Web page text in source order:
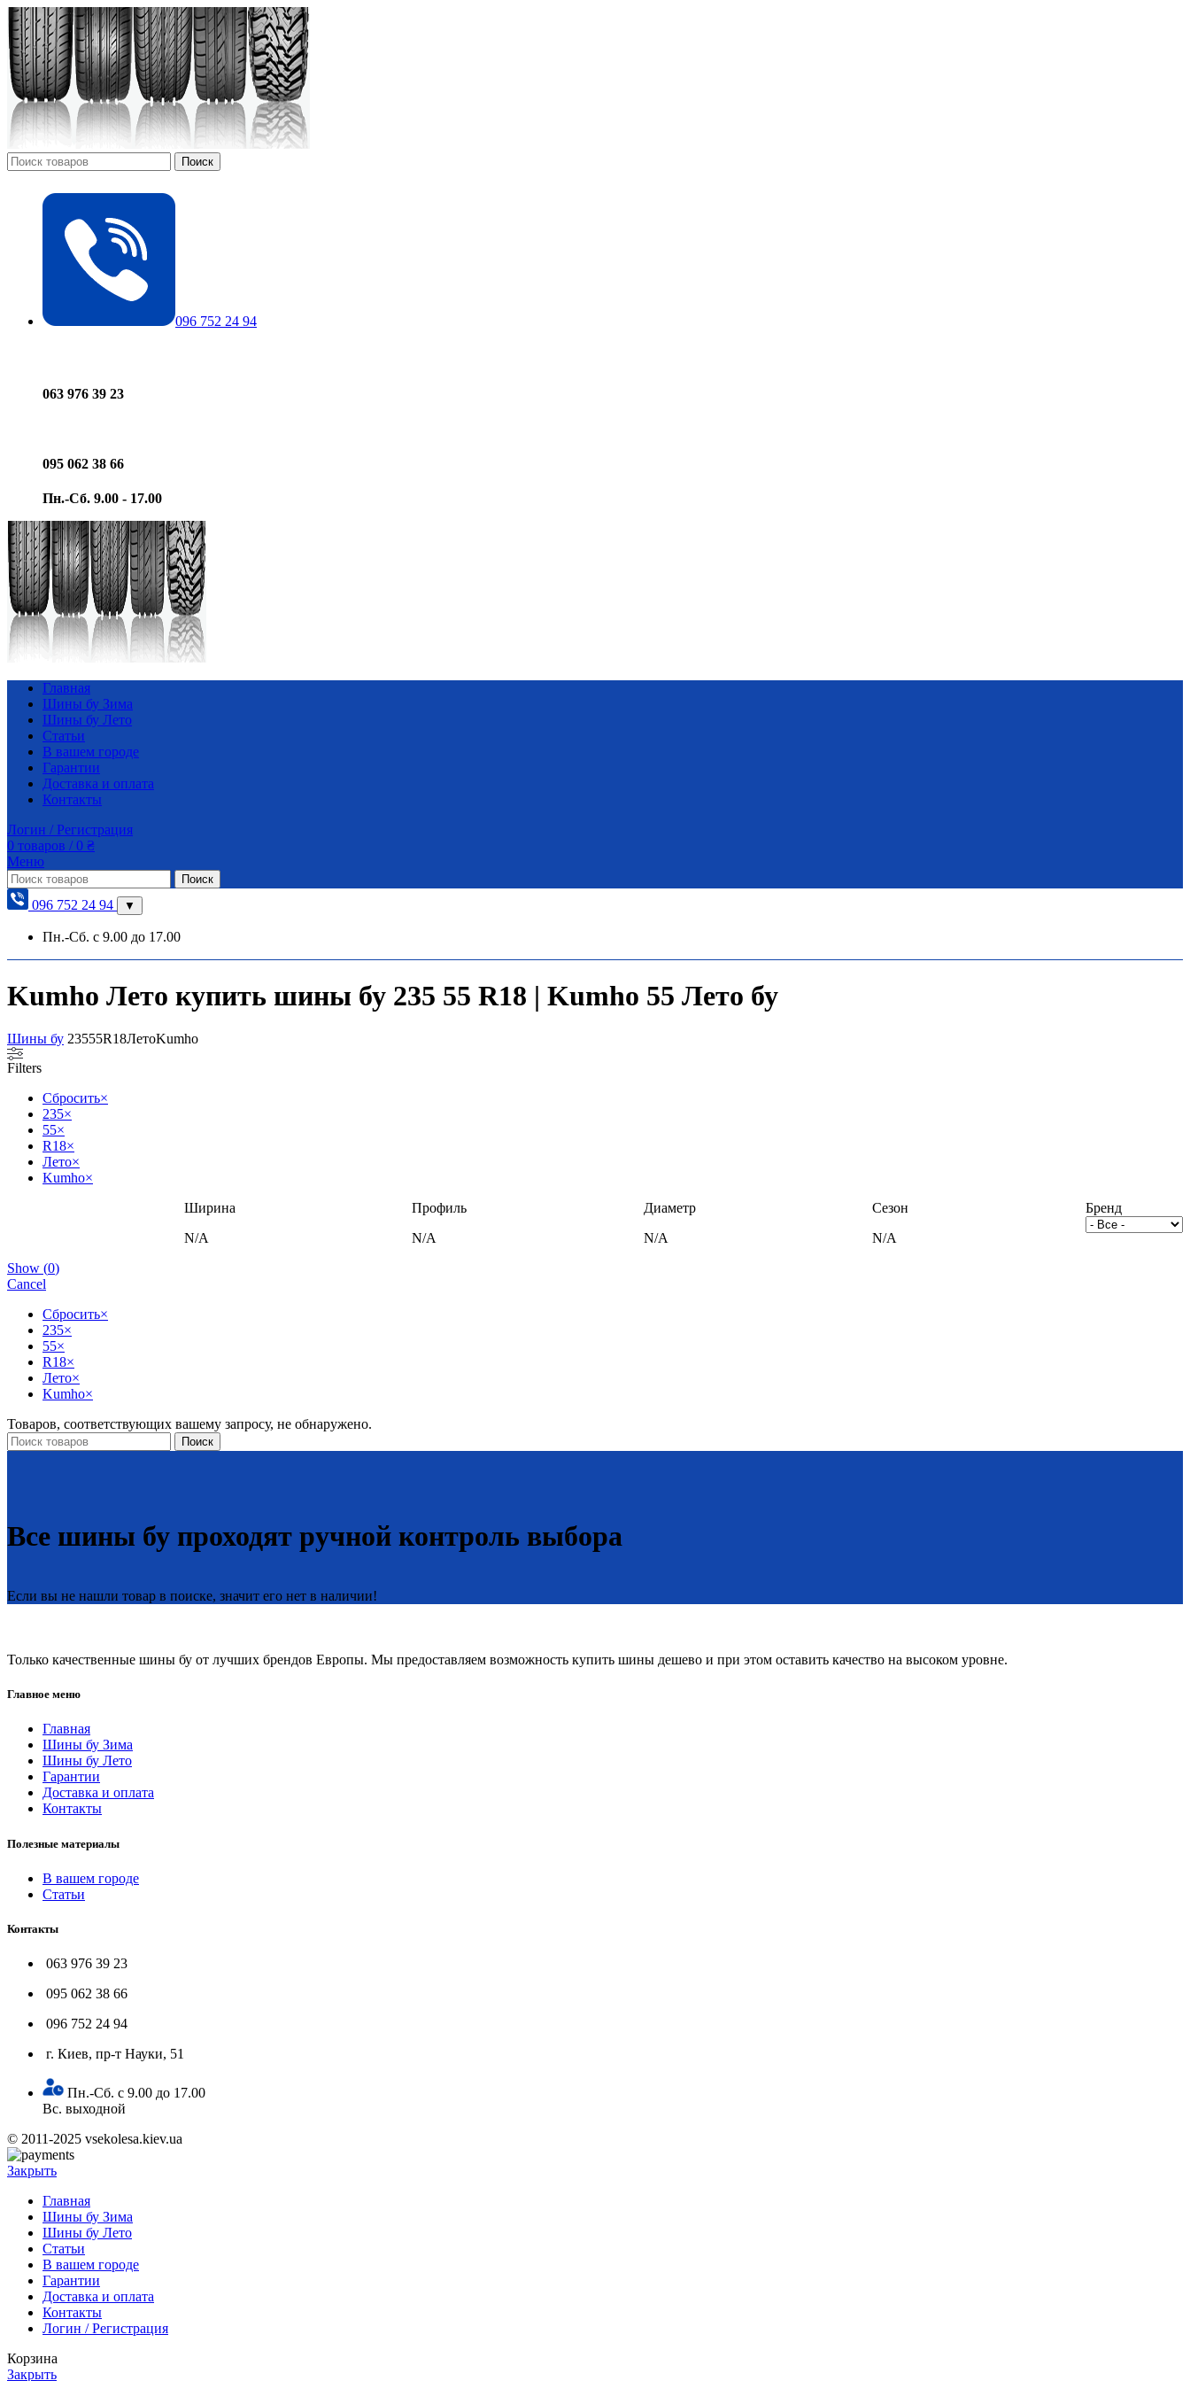
Поиск
096 752 24 94
063 976 39 23
095 062 38 66
Пн.-Сб. 9.00 - 17.00
Главная
Шины бу Зима
Шины бу Лето
Статьи
В вашем городе
Гарантии
Доставка и оплата
Контакты
Логин / Регистрация
0 товаров / 0 ₴
Меню
Поиск
096 752 24 94 ▼
Пн.-Сб. с 9.00 до 17.00
Kumho Лето купить шины бу 235 55 R18 | Kumho 55 Лето бу
Шины бу 23555R18ЛетоKumho
Filters
Сбросить×
235×
55×
R18×
Лето×
Kumho×
Ширина
N/A
Профиль
N/A
Диаметр
N/A
Сезон
N/A
Бренд
Show (0)
Cancel
Сбросить×
235×
55×
R18×
Лето×
Kumho×
Товаров, соответствующих вашему запросу, не обнаружено.
Поиск
Все шины бу проходят ручной контроль выбора
Если вы не нашли товар в поиске, значит его нет в наличии!
Только качественные шины бу от лучших брендов Европы. Мы предоставляем возможность купить шины дешево и при этом оставить качество на высоком уровне.
Главное меню
Главная
Шины бу Зима
Шины бу Лето
Гарантии
Доставка и оплата
Контакты
Полезные материалы
В вашем городе
Статьи
Контакты
063 976 39 23
095 062 38 66
096 752 24 94
г. Киев, пр-т Науки, 51
Пн.-Сб. с 9.00 до 17.00
Вс. выходной
© 2011-2025 vsekolesa.kiev.ua
Закрыть
Главная
Шины бу Зима
Шины бу Лето
Статьи
В вашем городе
Гарантии
Доставка и оплата
Контакты
Логин / Регистрация
Корзина
Закрыть